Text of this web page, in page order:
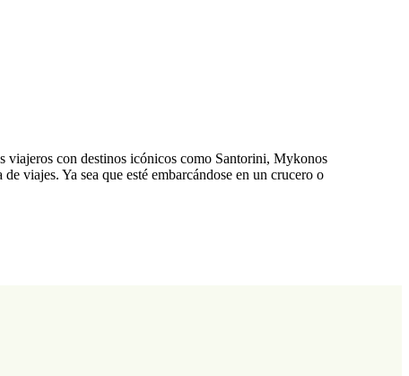
viajeros con destinos icónicos como Santorini, Mykonos
viajes. Ya sea que esté embarcándose en un crucero o